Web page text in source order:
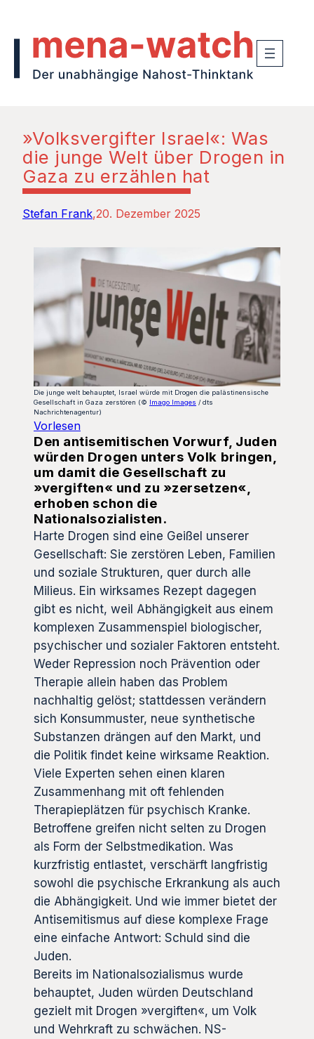
»Volksvergifter Israel«: Was
die junge Welt über Drogen in
Gaza zu erzählen hat
Stefan Frank 20. Dezember 2025
Die junge welt behauptet, Israel würde mit Drogen die palästinensische
Gesellschaft in Gaza zerstören (© Imago Images / dts
Nachrichtenagentur)
Vorlesen
Den antisemitischen Vorwurf, Juden
würden Drogen unters Volk bringen,
um damit die Gesellschaft zu
»vergiften« und zu »zersetzen«,
erhoben schon die
Nationalsozialisten.
Harte Drogen sind eine Geißel unserer
Gesellschaft: Sie zerstören Leben, Familien
und soziale Strukturen, quer durch alle
Milieus. Ein wirksames Rezept dagegen
gibt es nicht, weil Abhängigkeit aus einem
komplexen Zusammenspiel biologischer,
psychischer und sozialer Faktoren entsteht.
Weder Repression noch Prävention oder
Therapie allein haben das Problem
nachhaltig gelöst; stattdessen verändern
sich Konsummuster, neue synthetische
Substanzen drängen auf den Markt, und
die Politik findet keine wirksame Reaktion.
Viele Experten sehen einen klaren
Zusammenhang mit oft fehlenden
Therapieplätzen für psychisch Kranke.
Betroffene greifen nicht selten zu Drogen
als Form der Selbstmedikation. Was
kurzfristig entlastet, verschärft langfristig
sowohl die psychische Erkrankung als auch
die Abhängigkeit. Und wie immer bietet der
Antisemitismus auf diese komplexe Frage
eine einfache Antwort: Schuld sind die
Juden.
Bereits im Nationalsozialismus wurde
behauptet, Juden würden Deutschland
gezielt mit Drogen »vergiften«, um Volk
und Wehrkraft zu schwächen. NS-